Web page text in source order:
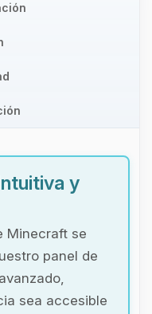
y
Minecraft se
panel de
sea accesible